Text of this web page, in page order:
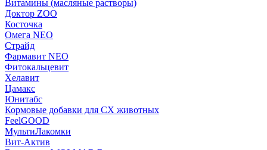
Витамины (масляные растворы)
Доктор ZOO
Косточка
Омега NEO
Страйд
Фармавит NEO
Фитокальцевит
Хелавит
Цамакс
Юнитабс
Кормовые добавки для СХ животных
FeelGOOD
МультиЛакомки
Вит-Актив